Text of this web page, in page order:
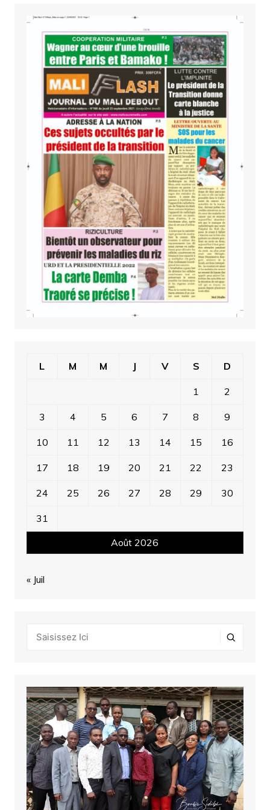
Août 2026
L M M J V S D
1 2
3 4 5 6 7 8 9
10 11 12 13 14 15 16
17 18 19 20 21 22 23
24 25 26 27 28 29 30
31
« Juil